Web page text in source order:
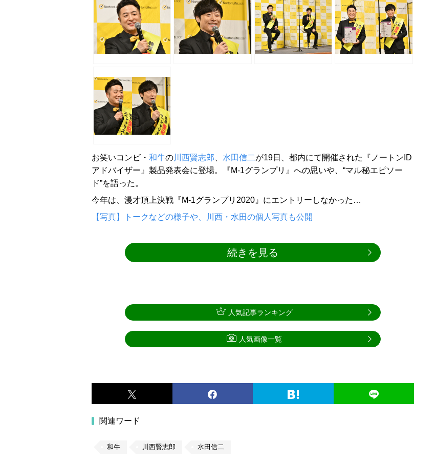
お笑いコンビ・ 和牛の川西賢志郎、 水田信二が19日、都内にて開催された『ノートンID
アドバイザー』製品発表会に登場。『M-1グランプリ』への思いや、“マル秘エピソー
ド”を語った。
今年は、漫才頂上決戦『M-1グランプリ2020』にエントリーしなかった…
【写真】トークなどの様子や、川西・水田の個人写真も公開
続きを見る
関連ワード
和牛 川西賢志郎 水田信二
人気記事ランキング
人気画像一覧